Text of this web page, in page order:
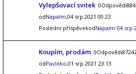
Vylepšovací svitek
odNapalm,04 srp 2021 00:23
Poslední příspěvekodNapalm 04 srp
Koupím, prodám
odPavlitko,01 srp 2021 23:13